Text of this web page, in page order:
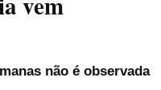
não é observada